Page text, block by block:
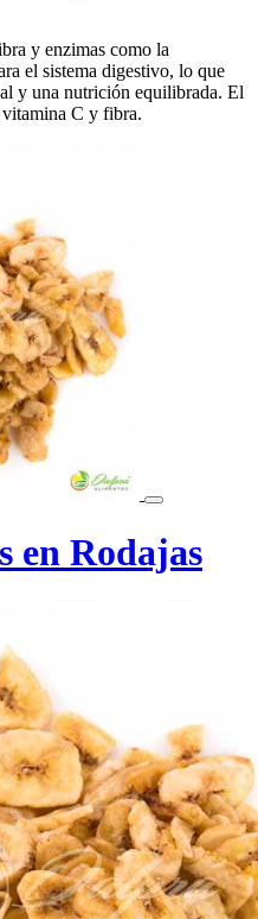
y enzimas como la
el sistema digestivo, lo que
y una nutrición equilibrada. El
vitamina C y fibra.
en Rodajas